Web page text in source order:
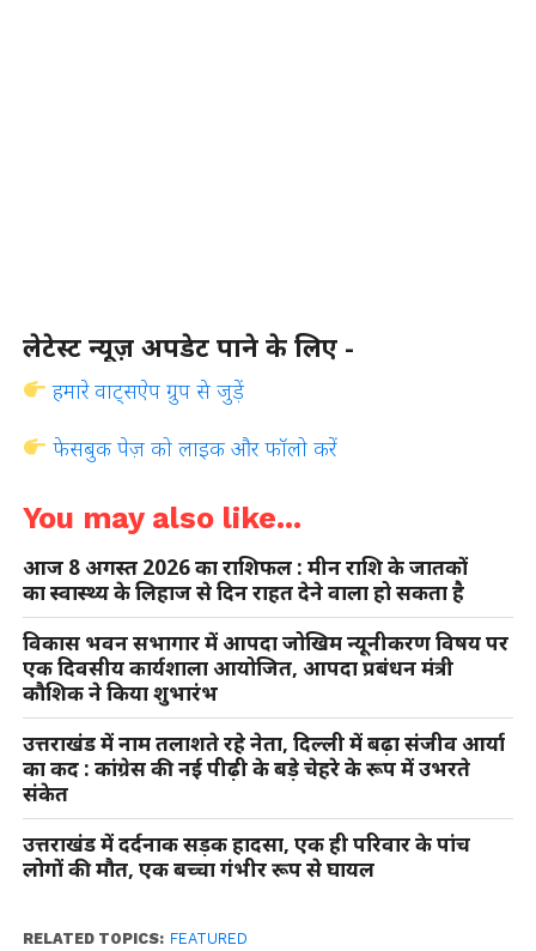
लेटेस्ट न्यूज़ अपडेट पाने के लिए -
हमारे वाट्सऐप ग्रुप से जुड़ें
फेसबुक पेज़ को लाइक और फॉलो करें
You may also like...
आज 8 अगस्त 2026 का राशिफल : मीन राशि के जातकों
का स्वास्थ्य के लिहाज से दिन राहत देने वाला हो सकता है
विकास भवन सभागार में आपदा जोखिम न्यूनीकरण विषय पर
एक दिवसीय कार्यशाला आयोजित, आपदा प्रबंधन मंत्री
कौशिक ने किया शुभारंभ
उत्तराखंड में नाम तलाशते रहे नेता, दिल्ली में बढ़ा संजीव आर्या
का कद : कांग्रेस की नई पीढ़ी के बड़े चेहरे के रूप में उभरते
संकेत
उत्तराखंड में दर्दनाक सड़क हादसा, एक ही परिवार के पांच
लोगों की मौत, एक बच्चा गंभीर रूप से घायल
RELATED TOPICS: FEATURED